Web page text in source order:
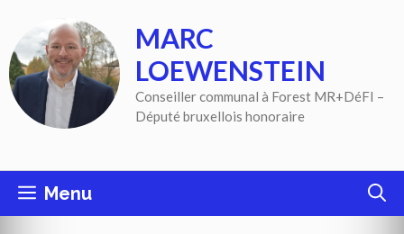
contenu
MARC
LOEWENSTEIN
Conseiller communal à Forest MR+DéFI –
Député bruxellois honoraire
Menu